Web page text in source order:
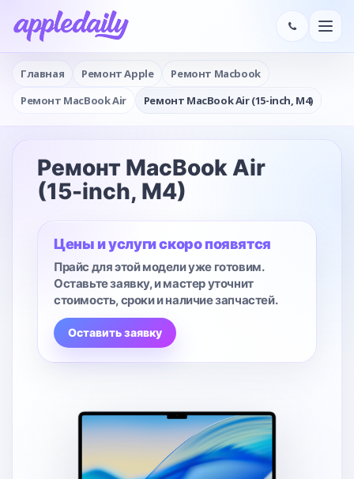
Главная Ремонт Apple
Ремонт Macbook
Ремонт MacBook Air
Ремонт MacBook Air (15-inch, M4)
Ремонт MacBook Air
(15-inch, M4)
Цены и услуги скоро появятся
Прайс для этой модели уже готовим.
Оставьте заявку, и мастер уточнит
стоимость, сроки и наличие запчастей.
Оставить заявку